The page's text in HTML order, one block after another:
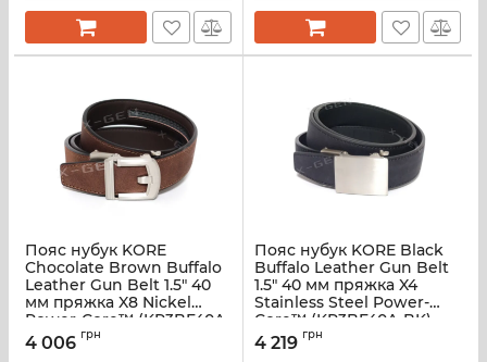
Пояс нубук KORE
Chocolate Brown Buffalo
Leather Gun Belt 1.5" 40
мм пряжка X8 Nickel
Power-Core™ (KR3BF40A-
BRW)
4 006 грн
Пояс нубук KORE Black
Buffalo Leather Gun Belt
1.5" 40 мм пряжка X4
Stainless Steel Power-
Core™ (KR3BF40A-BK)
4 219 грн